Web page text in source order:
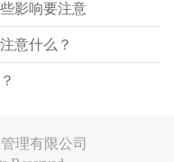
影响要注意
意什么？
理有限公司